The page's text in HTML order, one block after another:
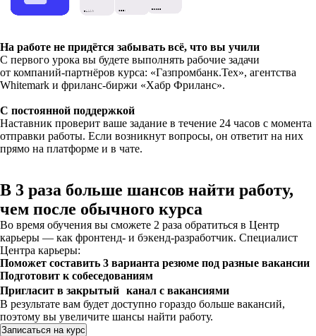
На работе не придётся забывать всё, что вы учили
С первого урока вы будете выполнять рабочие задачи
от компаний-партнёров курса: «Газпромбанк.Тех», агентства
Whitemark и фриланс-биржи «Хабр Фриланс».
С постоянной поддержкой
Наставник проверит ваше задание в течение 24 часов с момента
отправки работы. Если возникнут вопросы, он ответит на них
прямо на платформе и в чате.
В 3 раза больше шансов найти работу,
чем после обычного курса
Во время обучения вы сможете 2 раза обратиться в Центр
карьеры — как фронтенд- и бэкенд-разработчик. Специалист
Центра карьеры:
Поможет составить 3 варианта резюме под разные вакансии
Подготовит к собеседованиям
Пригласит в закрытый канал с вакансиями
В результате вам будет доступно гораздо больше вакансий,
поэтому вы увеличите шансы найти работу.
Записаться на курс